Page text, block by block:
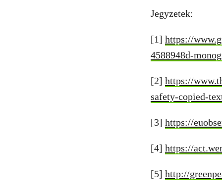
Jegyzetek:
[1] https://
4588948d-
[2] https://
safety-copied-
[3] https://
[4] https://
[5] http://